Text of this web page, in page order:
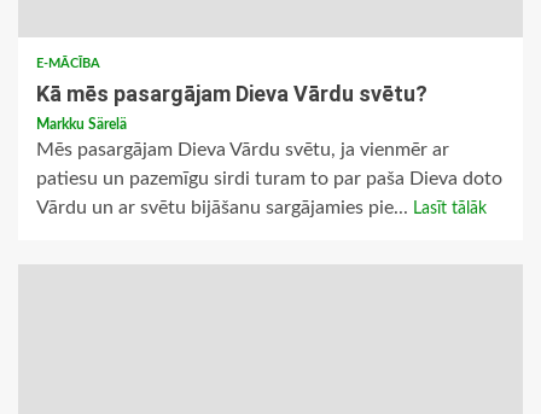
E-MĀCĪBA
Kā mēs pasargājam Dieva Vārdu svētu?
Markku Särelä
Mēs pasargājam Dieva Vārdu svētu, ja vienmēr ar
patiesu un pazemīgu sirdi turam to par paša Dieva doto
Vārdu un ar svētu bijāšanu sargājamies pie... Lasīt tālāk